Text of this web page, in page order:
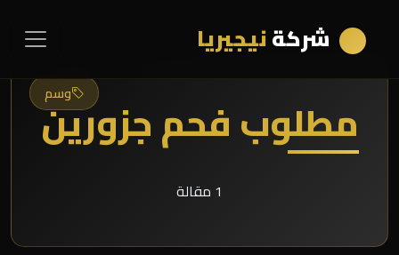
شركةنيجيريا
وسم
مطلوب فحم جزورين
1 مقالة